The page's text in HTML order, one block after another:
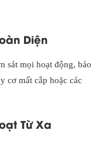
Diện
sát mọi hoạt động, bảo
cơ mất cắp hoặc các
Từ Xa